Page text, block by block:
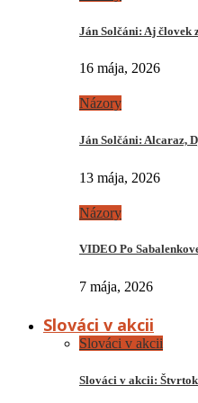
Ján Solčáni: Aj človek
16 mája, 2026
Názory
Ján Solčáni: Alcaraz,
13 mája, 2026
Názory
VIDEO Po
7 mája, 2026
Slováci v akcii
Slováci v akcii
Slováci v akcii: Štvrtok